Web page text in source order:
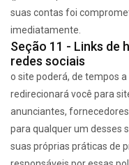
suas contas foi
imediatamente.
Seção 11 - Links de
redes sociais
o site poderá, de tempos
redirecionará você para
anunciantes,
para qualquer um desses
suas próprias práticas de